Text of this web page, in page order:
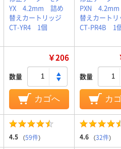
YX 4.2mm 詰め
替えカートリッジ
CT-YR4 1個
PXN
替えカート
CT-PR4B 1
￥206
数量
カゴへ
数量
カ
4.5 （59件） 4.6 （32件）